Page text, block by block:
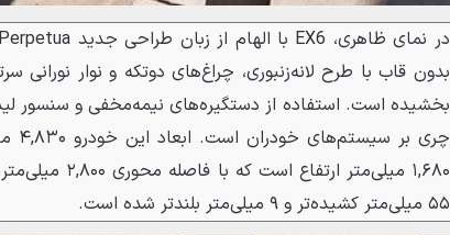
بدون قاب با طرح لانه‌زنبوری، چراغ‌های دوتکه و نوار
بخشیده است. استفاده از دستگیره‌های نیمه‌مخفی و سنسور
۵۵ میلی‌متر کشیده‌تر و ۹ میلی‌متر بلندتر شده است.